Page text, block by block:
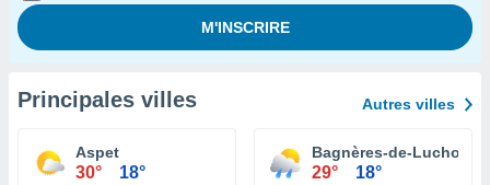
Principales villes Autres villes
Aspet
30° 18°
Bagnères-de-Luchon
29° 18°